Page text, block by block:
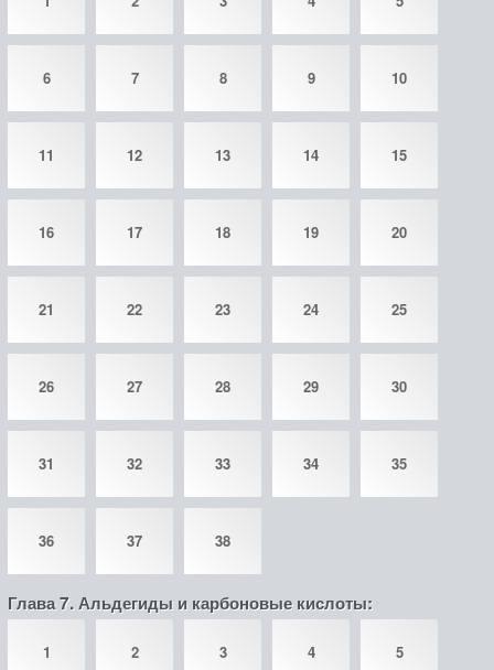
6 7 8 9 10
11 12 13 14 15
16 17 18 19 20
21 22 23 24 25
26 27 28 29 30
31 32 33 34 35
36 37 38
Глава 7. Альдегиды и карбоновые кислоты:
1 2 3 4 5